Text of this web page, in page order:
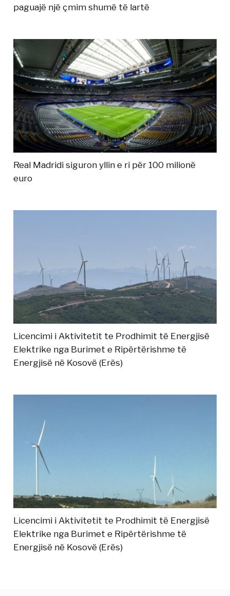
paguajë një çmim shumë të lartë
Real Madridi siguron yllin e ri për 100 milionë
euro
Licencimi i Aktivitetit te Prodhimit të Energjisë
Elektrike nga Burimet e Ripërtërishme të
Energjisë në Kosovë (Erës)
Licencimi i Aktivitetit te Prodhimit të Energjisë
Elektrike nga Burimet e Ripërtërishme të
Energjisë në Kosovë (Erës)